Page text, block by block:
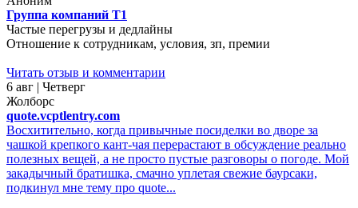
Группа компаний Т1
Частые перегрузы и дедлайны
Отношение к сотрудникам, условия, зп, премии
Читать отзыв и комментарии
6 авг | Четверг
Жолборс
quote.vcptlentry.com
Восхитительно, когда привычные посиделки во дворе за
чашкой крепкого кант-чая перерастают в обсуждение реально
полезных вещей, а не просто пустые разговоры о погоде. Мой
закадычный братишка, смачно уплетая свежие баурсаки,
подкинул мне тему про quote...